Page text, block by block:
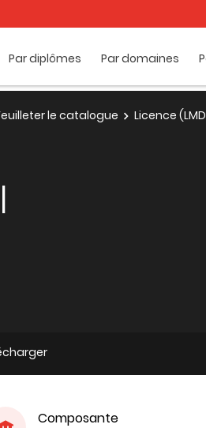
Par diplômes Par domaines
le catalogue Licence
Composante